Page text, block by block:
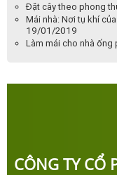
Đặt cây theo phong
Mái nhà: Nơi tụ khí
19/01/2019
Làm mái cho nhà
CÔNG TY CỔ